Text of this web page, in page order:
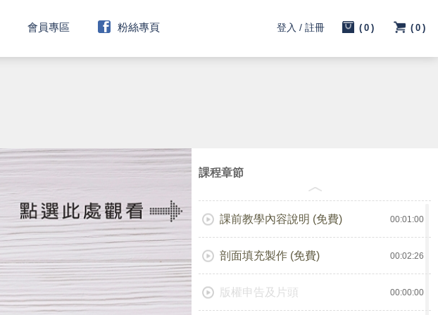
會員專區 粉絲專頁 登入 / 註冊 (0) (0)
課程章節
課前教學內容說明 (免費) 00:01:00
剖面填充製作 (免費) 00:02:26
版權申告及片頭 00:00:00